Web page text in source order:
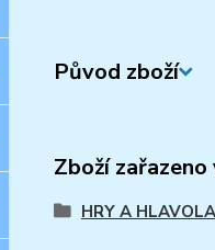
Původ zboží
Zboží
HRY A